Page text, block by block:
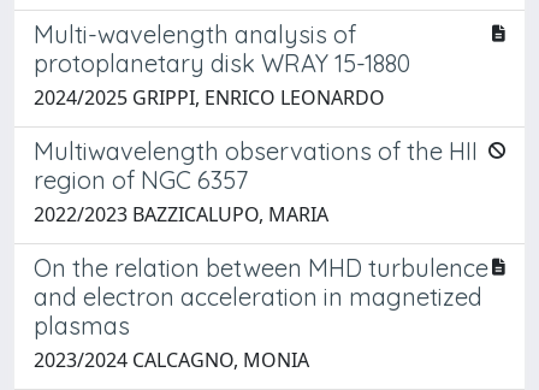
Multi-wavelength analysis of
protoplanetary disk WRAY 15-1880
2024/2025 GRIPPI, ENRICO LEONARDO
Multiwavelength observations of the HII
region of NGC 6357
2022/2023 BAZZICALUPO, MARIA
On the relation between MHD turbulence
and electron acceleration in magnetized
plasmas
2023/2024 CALCAGNO, MONIA